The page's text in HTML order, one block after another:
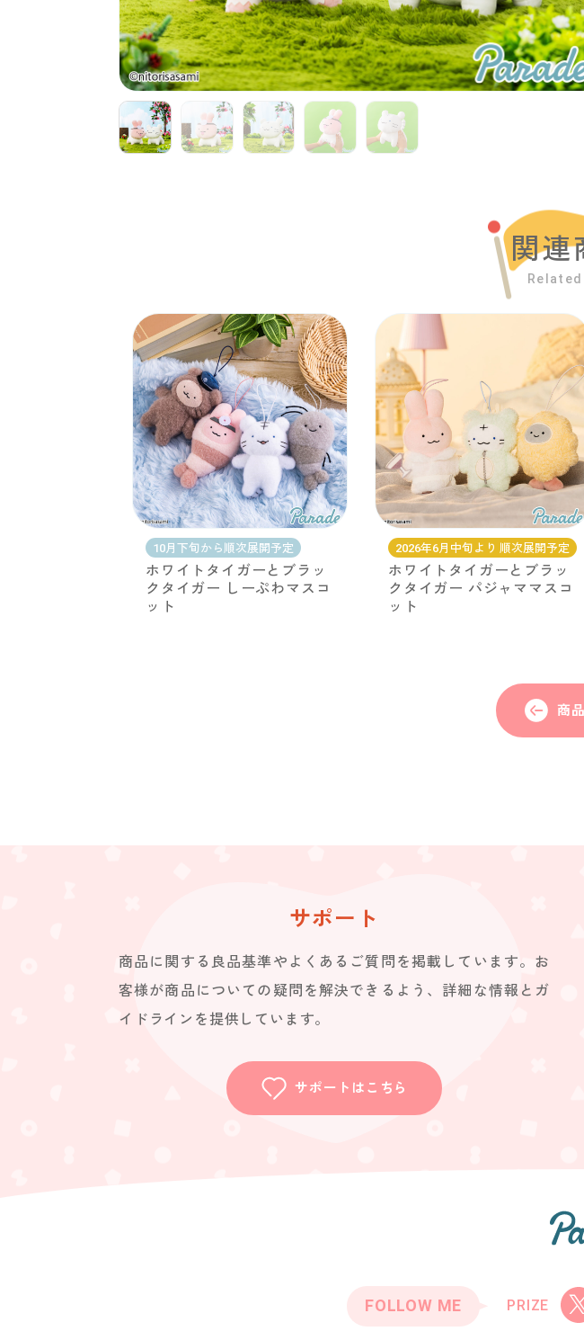
関連
10月下旬から順次展開予定
ホワイトタイガーとブラッ
クタイガー しーぷわマスコ
ット
2026年6月中旬より 順次展開予定
ホワイトタイガーとブラッ
クタイガー パジャママスコ
ット
商
サポート
商品に関する良品基準やよくあるご質問を掲載しています。お
客様が商品についての疑問を解決できるよう、詳細な情報とガ
イドラインを提供しています。
サポートはこちら
FOLLOW ME PRIZE